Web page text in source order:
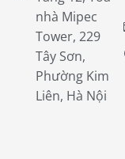
nhà Mipec
Tower, 229
Tây Sơn,
Phường Kim
Liên, Hà Nội